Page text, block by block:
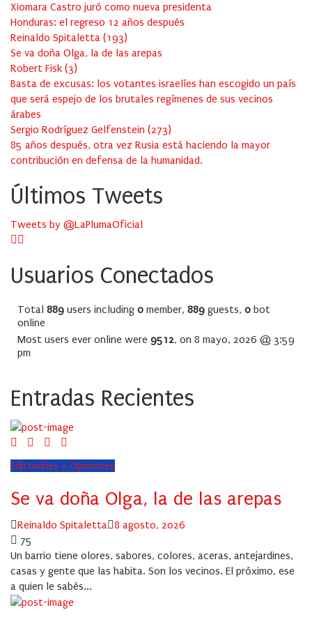
Xiomara Castro juró como nueva presidenta
Honduras: el regreso 12 años después
Reinaldo Spitaletta (193)
Se va doña Olga, la de las arepas
Robert Fisk (3)
Basta de excusas: los votantes israelíes han escogido un país
que será espejo de los brutales regímenes de sus vecinos
árabes
Sergio Rodríguez Gelfenstein (273)
85 años después, otra vez Rusia está haciendo la mayor
contribución en defensa de la humanidad.
Últimos Tweets
Tweets by @LaPlumaOficial
Usuarios Conectados
Total 889 users including 0 member, 889 guests, 0 bot
online
Most users ever online were 9512, on 8 mayo, 2026 @ 3:59
pm
Entradas Recientes
Editoriales y Opiniones
Se va doña Olga, la de las arepas
Author
Reinaldo Spitaletta Posted
8 agosto, 2026
75
Un barrio tiene olores, sabores, colores, aceras, antejardines,
casas y gente que las habita. Son los vecinos. El próximo, ese
a quien le sabés...